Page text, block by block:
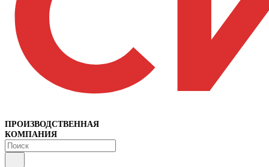
ПРОИЗВОДСТВЕННАЯ
КОМПАНИЯ